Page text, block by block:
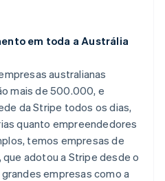
em toda a Austrália
australianas
mais de 500.000, e
da Stripe todos os dias,
quanto empreendedores
temos empresas de
adotou a Stripe desde o
empresas como a